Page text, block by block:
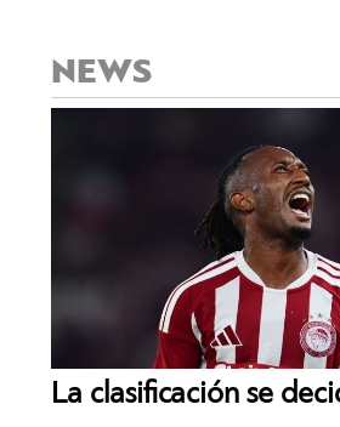
NEWS
La clasificación se